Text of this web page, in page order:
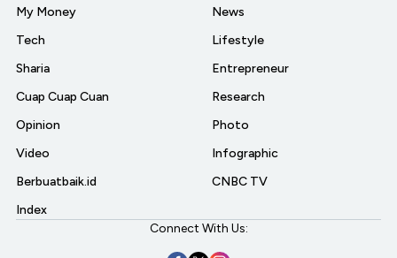
My Money
Tech
Sharia
Cuap Cuap Cuan
Opinion
Video
Berbuatbaik.id
Index
News
Lifestyle
Entrepreneur
Research
Photo
Infographic
CNBC TV
Connect With Us: